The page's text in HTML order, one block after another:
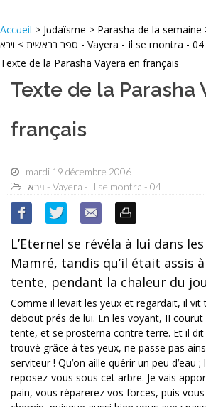
Accueil > Judaïsme > Parasha de la semaine
ספר בראשית > וירא - Vayera - Il se montra - 04
Texte de la Parasha Vayera en français
Texte de la Parasha
français
mardi 19 décembre 2006
וירא - Vayera - Il se montra - 04
L’Eternel se révéla à lui dans
Mamré, tandis qu’il était assis
tente, pendant la chaleur du
Comme il levait les yeux et regardait, il vit
debout prés de lui. En les voyant, II courut
tente, et se prosterna contre terre. Et il dit
trouvé grâce à tes yeux, ne passe pas
serviteur ! Qu’on aille quérir un peu d’eau
reposez-vous sous cet arbre. Je vais
pain, vous réparerez vos forces, puis